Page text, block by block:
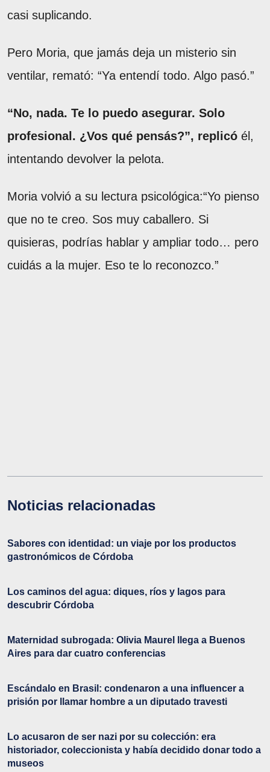
casi suplicando.
Pero Moria, que jamás deja un misterio sin
ventilar, remató: “Ya entendí todo. Algo pasó.”
“No, nada. Te lo puedo asegurar. Solo
profesional. ¿Vos qué pensás?”, replicó él,
intentando devolver la pelota.
Moria volvió a su lectura psicológica:“Yo pienso
que no te creo. Sos muy caballero. Si
quisieras, podrías hablar y ampliar todo… pero
cuidás a la mujer. Eso te lo reconozco.”
Noticias relacionadas
Sabores con identidad: un viaje por los productos
gastronómicos de Córdoba
Los caminos del agua: diques, ríos y lagos para
descubrir Córdoba
Maternidad subrogada: Olivia Maurel llega a Buenos
Aires para dar cuatro conferencias
Escándalo en Brasil: condenaron a una influencer a
prisión por llamar hombre a un diputado travesti
Lo acusaron de ser nazi por su colección: era
historiador, coleccionista y había decidido donar todo a
museos